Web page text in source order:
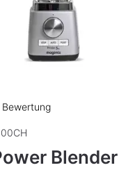
Bewertung